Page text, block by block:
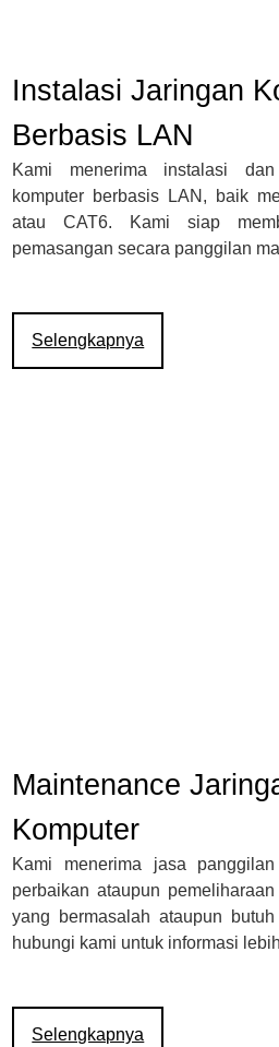
Instalasi Jaringan
Berbasis LAN
Kami menerima instalasi
komputer berbasis LAN, baik
atau CAT6. Kami siap
pemasangan secara panggilan
Selengkapnya
Maintenance
Komputer
Kami menerima jasa
perbaikan ataupun
yang bermasalah ataupun
hubungi kami untuk informasi
Selengkapnya